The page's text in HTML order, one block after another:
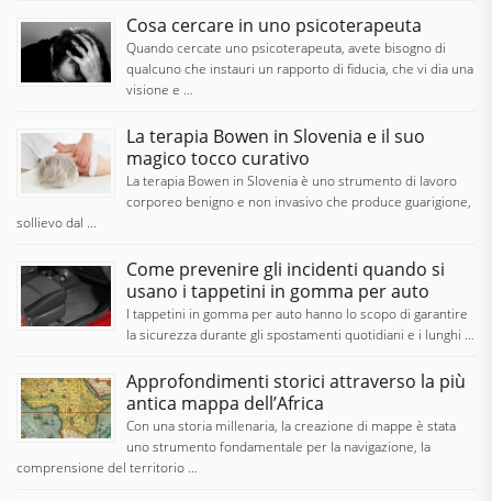
Cosa cercare in uno psicoterapeuta
Quando cercate uno psicoterapeuta, avete bisogno di
qualcuno che instauri un rapporto di fiducia, che vi dia una
visione e …
La terapia Bowen in Slovenia e il suo
magico tocco curativo
La terapia Bowen in Slovenia è uno strumento di lavoro
corporeo benigno e non invasivo che produce guarigione,
sollievo dal …
Come prevenire gli incidenti quando si
usano i tappetini in gomma per auto
I tappetini in gomma per auto hanno lo scopo di garantire
la sicurezza durante gli spostamenti quotidiani e i lunghi …
Approfondimenti storici attraverso la più
antica mappa dell’Africa
Con una storia millenaria, la creazione di mappe è stata
uno strumento fondamentale per la navigazione, la
comprensione del territorio …